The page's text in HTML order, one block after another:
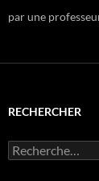
par une
RECHERCHER
R
e